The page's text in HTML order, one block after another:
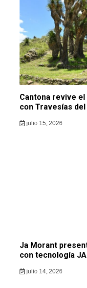
Cantona revive
con Travesías del
julio 15, 2026
Ja Morant
con tecnología
julio 14, 2026